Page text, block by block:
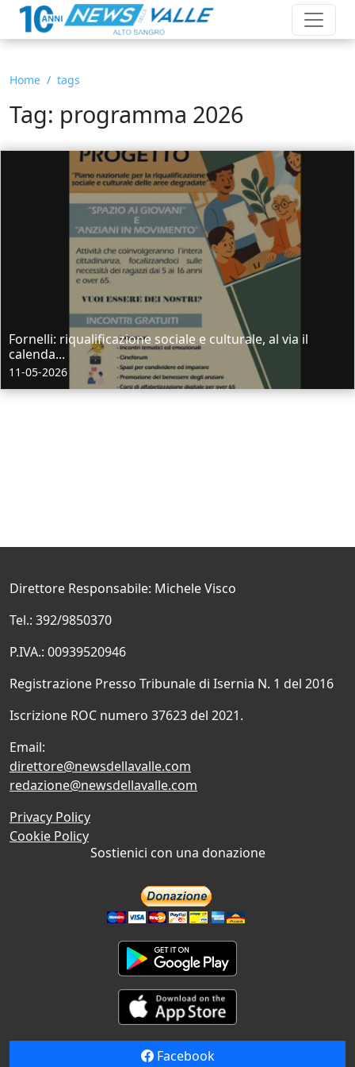
Home tags
Tag: programma 2026
Fornelli: riqualificazione sociale e culturale, al via il
calenda...
11-05-2026
Direttore Responsabile: Michele Visco
Tel.: 392/9850370
P.IVA.: 00939520946
Registrazione Presso Tribunale di Isernia N. 1 del 2016
Iscrizione ROC numero 37623 del 2021.
Email:
direttore@newsdellavalle.com
redazione@newsdellavalle.com
Privacy Policy
Cookie Policy
Sostienici con una donazione
Facebook